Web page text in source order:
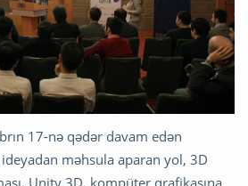
17-nə qədər davam edən
məhsula aparan yol, 3D
Unity 3D, kompüter qrafikasına